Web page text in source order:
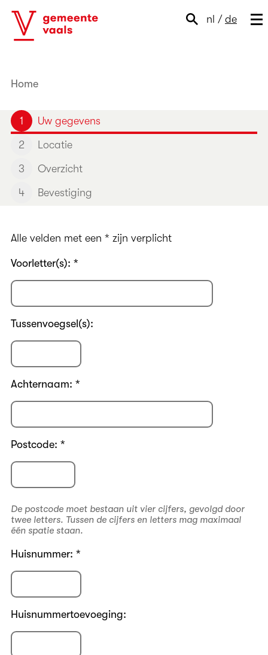
nl / de
Home
1 Huidige stap:
Uw gegevens
2
Locatie
3
Overzicht
4
Bevestiging
Alle velden met een * zijn verplicht
Voorletter(s): *
Tussenvoegsel(s):
Achternaam: *
Postcode: *
De postcode moet bestaan uit vier cijfers, gevolgd door
twee letters. Tussen de cijfers en letters mag maximaal
één spatie staan.
Huisnummer: *
Huisnummertoevoeging: